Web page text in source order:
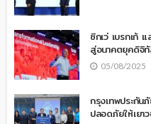
ซิกเว่ เบรกเก้
สู่อนาคตยุคดิจิ
05/08/2025
กรุงเทพประกัน
ปลอดภัยให้เยา